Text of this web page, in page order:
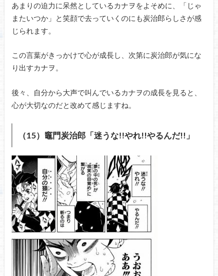
あまりの迫力に呆然としているカナヲをよそめに、「じゃ
またいつか」と笑顔で去っていくのにも炭治郎らしさが感
じられます。
この言葉がきっかけで心が成長し、次第に炭治郎が気にな
り出すカナヲ。
後々、自分から大声で叫んでいるカナヲの成長を見ると、
心が大切なのだと改めて感じますね。
（15）竈門炭治郎「迷うな!!やれ!!やるんだ!!」